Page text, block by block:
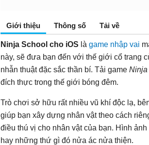
Giới thiệu Thông số Tải về
Ninja School cho iOS là game nhập vai
này, sẽ đưa bạn đến với thế giới cổ trang
nhẫn thuật đặc sắc thần bí. Tải game Ninja
đích thực trong thế giới bóng đêm.
Trò chơi sở hữu rất nhiều vũ khí độc lạ,
giúp bạn xây dựng nhân vật theo cách
điều thú vị cho nhân vật của bạn. Hình
hay những thứ gì đó nửa ác nửa thiện.